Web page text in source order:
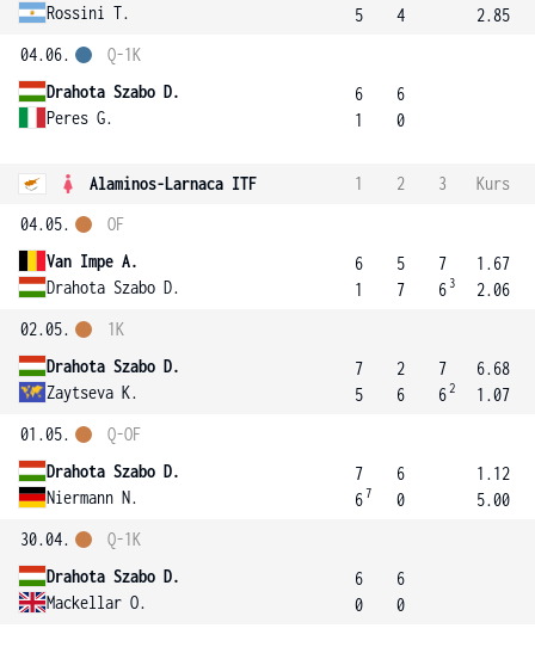
Rossini T.
5
4
2.85
04.06.
Drahota Szabo D.
Peres G.
Q-1K
6
1
6
0
Alaminos-Larnaca ITF 1 2 3
Kurs
04.05.
Van Impe A.
Drahota Szabo D.
OF
6
1
5
7
7
6 3
1.67
2.06
02.05.
Drahota Szabo D.
Zaytseva K.
1K
7
5
2
6
7
62
6.68
1.07
01.05.
Drahota Szabo D.
Niermann N.
Q-OF
7
67
6
0
1.12
5.00
30.04.
Drahota Szabo D.
Mackellar O.
Q-1K
6
0
6
0